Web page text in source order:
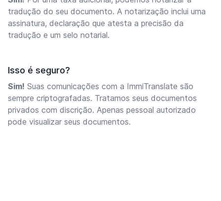
tradução do seu documento. A notarização inclui uma
assinatura, declaração que atesta a precisão da
tradução e um selo notarial.
Isso é seguro?
Sim! Suas comunicações com a ImmiTranslate são
sempre criptografadas. Tratamos seus documentos
privados com discrição. Apenas pessoal autorizado
pode visualizar seus documentos.